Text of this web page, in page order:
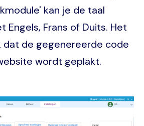
kan je de taal
Engels, Frans of Duits. Het
dat de gegenereerde code
wordt geplakt.